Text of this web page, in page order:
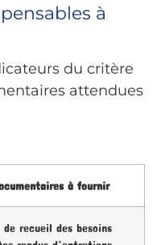
à
du critère
attendues
à fournir
de recueil des besoins